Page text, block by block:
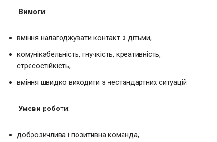
Вимоги:
вміння налагоджувати контакт з дітьми,
комунікабельність, гнучкість, креативність,
стресостійкість,
вміння швидко виходити з нестандартних ситуацій
Умови роботи:
доброзичлива і позитивна команда,